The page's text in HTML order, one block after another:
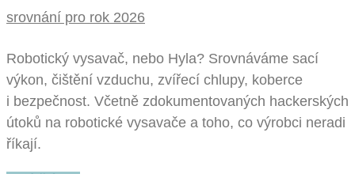
srovnání pro rok 2026
Robotický vysavač, nebo Hyla? Srovnáváme sací
výkon, čištění vzduchu, zvířecí chlupy, koberce
i bezpečnost. Včetně zdokumentovaných hackerských
útoků na robotické vysavače a toho, co výrobci neradi
říkají.